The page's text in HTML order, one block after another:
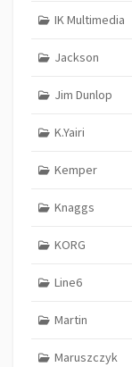
IK Multimedia
Jackson
Jim Dunlop
K.Yairi
Kemper
Knaggs
KORG
Line6
Martin
Maruszczyk